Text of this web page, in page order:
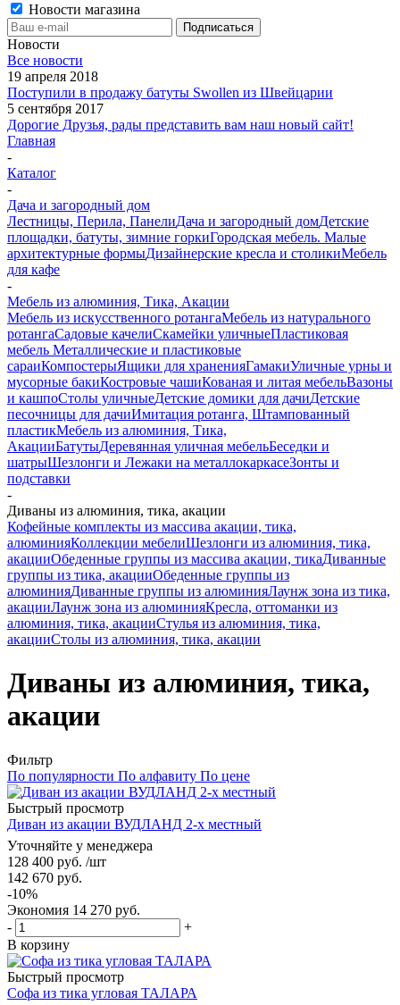
Новости магазина
Новости
Все новости
19 апреля 2018
Поступили в продажу батуты Swollen из Швейцарии
5 сентября 2017
Дорогие Друзья, рады представить вам наш новый сайт!
Главная
-
Каталог
-
Дача и загородный дом
Лестницы, Перила, ПанелиДача и загородный домДетские
площадки, батуты, зимние горкиГородская мебель. Малые
архитектурные формыДизайнерские кресла и столикиМебель
для кафе
-
Мебель из алюминия, Тика, Акации
Мебель из искусственного ротангаМебель из натурального
ротангаСадовые качелиСкамейки уличныеПластиковая
мебель Металлические и пластиковые
сараиКомпостерыЯщики для храненияГамакиУличные урны и
мусорные бакиКостровые чашиКованая и литая мебельВазоны
и кашпоСтолы уличныеДетские домики для дачиДетские
песочницы для дачиИмитация ротанга, Штампованный
пластикМебель из алюминия, Тика,
АкацииБатутыДеревянная уличная мебельБеседки и
шатрыШезлонги и Лежаки на металлокаркасеЗонты и
подставки
-
Диваны из алюминия, тика, акации
Кофейные комплекты из массива акации, тика,
алюминияКоллекции мебелиШезлонги из алюминия, тика,
акацииОбеденные группы из массива акации, тикаДиванные
группы из тика, акацииОбеденные группы из
алюминияДиванные группы из алюминияЛаунж зона из тика,
акацииЛаунж зона из алюминияКресла, оттоманки из
алюминия, тика, акацииСтулья из алюминия, тика,
акацииСтолы из алюминия, тика, акации
Диваны из алюминия, тика,
акации
Фильтр
По популярности По алфавиту По цене
Быстрый просмотр
Диван из акации ВУДЛАНД 2-х местный
Уточняйте у менеджера
128 400 руб. /шт
142 670 руб.
-10%
Экономия 14 270 руб.
-
+
В корзину
Быстрый просмотр
Софа из тика угловая ТАЛАРА